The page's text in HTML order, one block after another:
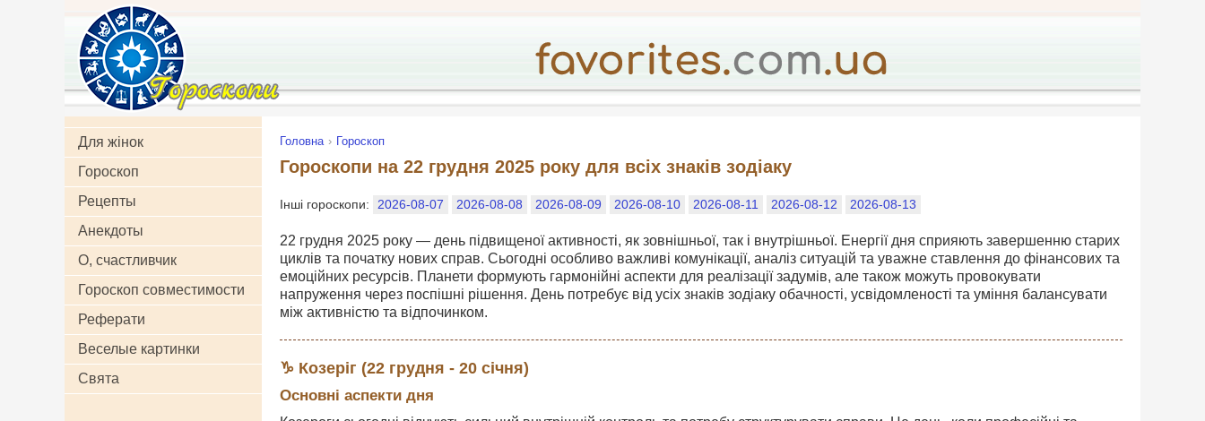
Для жінок
Гороскоп
Рецепты
Анекдоты
О, счастливчик
Гороскоп совместимости
Реферати
Веселые картинки
Свята
Головна Гороскоп
Гороскопи на 22 грудня 2025 року для всіх знаків зодіаку
Інші гороскопи: 2026-08-07 2026-08-08 2026-08-09 2026-08-10 2026-08-11 2026-08-12 2026-08-13
22 грудня 2025 року — день підвищеної активності, як зовнішньої, так і внутрішньої. Енергії дня сприяють завершенню старих
циклів та початку нових справ. Сьогодні особливо важливі комунікації, аналіз ситуацій та уважне ставлення до фінансових та
емоційних ресурсів. Планети формують гармонійні аспекти для реалізації задумів, але також можуть провокувати
напруження через поспішні рішення. День потребує від усіх знаків зодіаку обачності, усвідомленості та уміння балансувати
між активністю та відпочинком.
♑ Козеріг (22 грудня - 20 січня)
Основні аспекти дня